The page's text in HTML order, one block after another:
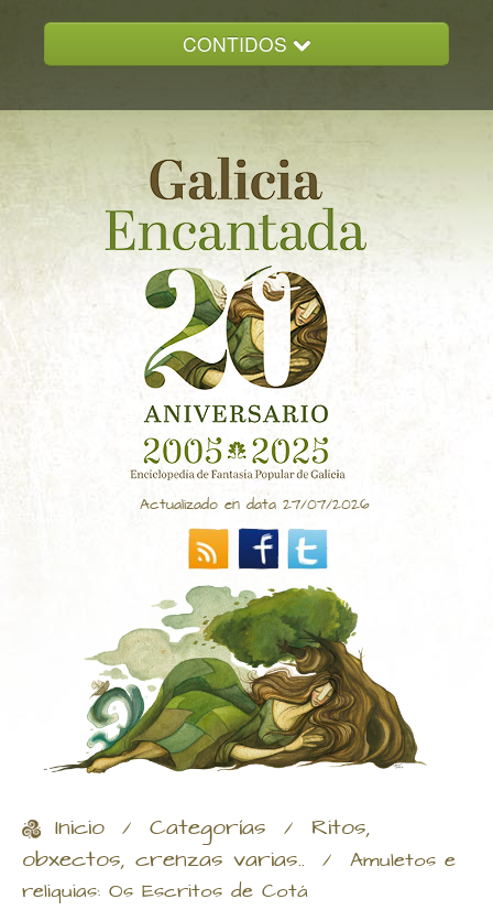
CONTIDOS
GALICIA ENCANTADA
DOCUMENTACION
NOVAS
CONTACTO
Actualizado en data 27/07/2026
Inicio / Categorías / Ritos,
obxectos, crenzas varias.. / Amuletos e
reliquias: Os Escritos de Cotá